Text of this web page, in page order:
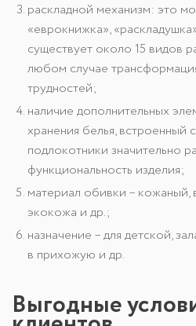
раскладной механизм: это
«еврокнижка»,
существует около 15 видов
любом случае
трудностей;
наличие дополнительных
хранения белья, встроенный
подлокотники значительно
функциональность изделия;
материал обивки – кожаный,
экокожа и др.;
назначение – для детской,
в прихожую и др.
Выгодные